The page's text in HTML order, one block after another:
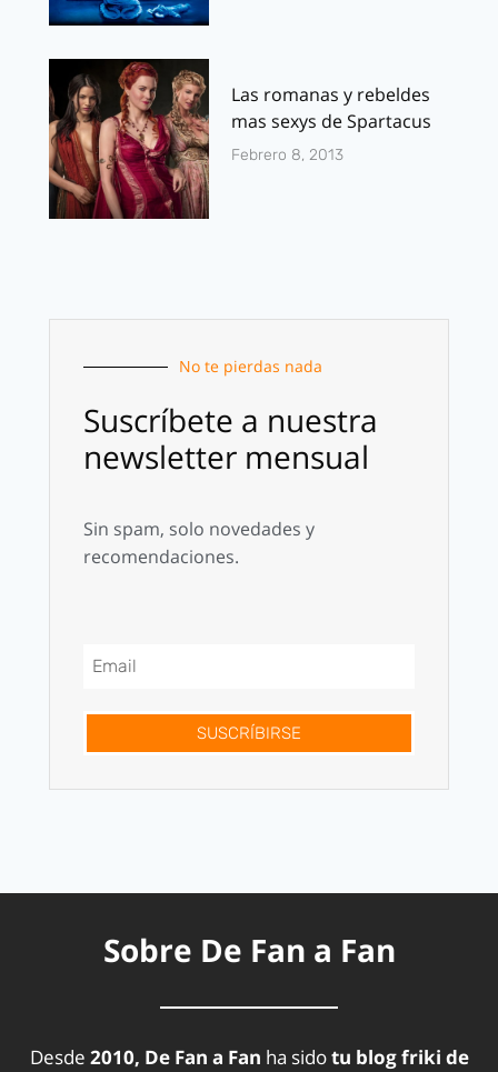
Las romanas y rebeldes
mas sexys de Spartacus
Febrero 8, 2013
No te pierdas nada
Suscríbete a nuestra
newsletter mensual
Sin spam, solo novedades y
recomendaciones.
SUSCRÍBIRSE
Sobre De Fan a Fan
Desde 2010, De Fan a Fan ha sidotu blog friki de